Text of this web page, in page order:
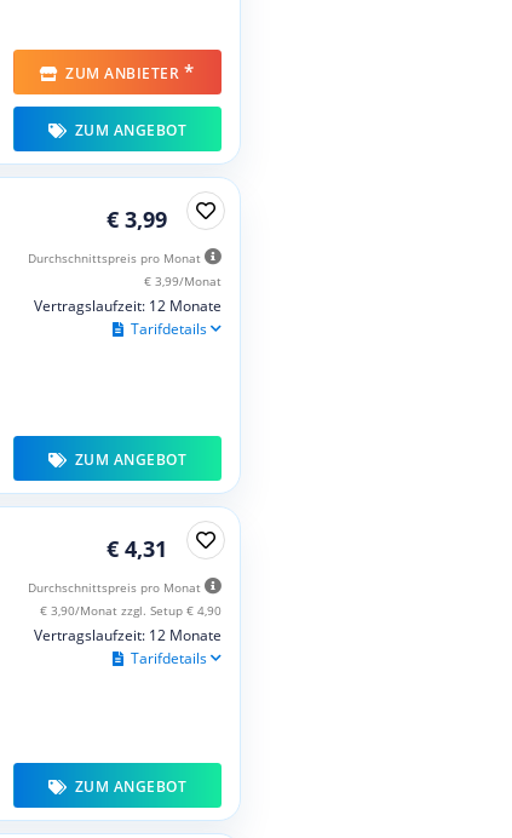
ZUM ANBIETER *
ZUM ANGEBOT
€ 3,99
Durchschnittspreis pro Monat
€ 3,99/Monat
Vertragslaufzeit: 12 Monate
Tarifdetails
ZUM ANGEBOT
€ 4,31
Durchschnittspreis pro Monat
€ 3,90/Monat zzgl. Setup € 4,90
Vertragslaufzeit: 12 Monate
Tarifdetails
ZUM ANGEBOT